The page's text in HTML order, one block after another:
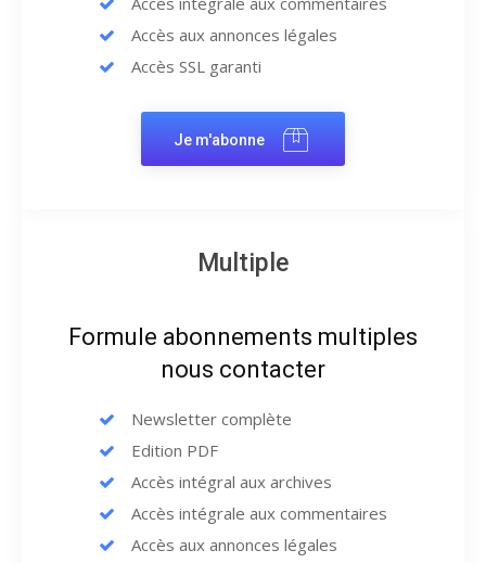
Accès aux annonces légales
Accès SSL garanti
Je m'abonne
Multiple
Formule abonnements multiples
nous contacter
Newsletter complète
Edition PDF
Accès intégral aux archives
Accès intégrale aux commentaires
Accès aux annonces légales